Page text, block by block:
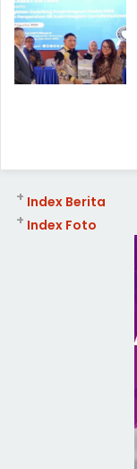
Index Berita
+
Index Foto
+